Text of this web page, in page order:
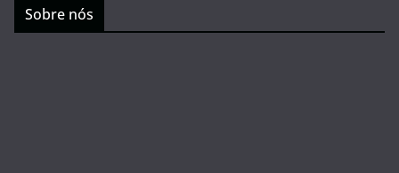
Sobre nós